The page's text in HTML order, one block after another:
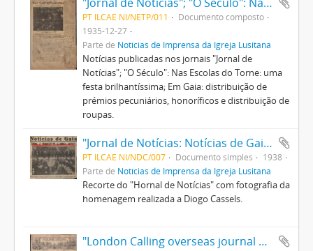
PT ILCAE NI/NETP/011
Documento composto
1935-12-27
Parte de Notícias de Imprensa da Igreja Lusitana
Notícias publicadas nos jornais "Jornal de
Notícias"; "O Século": Nas Escolas do Torne: uma
festa brilhantíssima; Em Gaia: distribuição de
prémios pecuniários, honoríficos e distribuição de
roupas.
"Jornal de Notícias: Notícias de Gaia. Ainda a homenagem a Diogo Cassels
PT ILCAE NI/NDC/007 Documento simples
1938
Parte de Notícias de Imprensa da Igreja Lusitana
Recorte do "Hornal de Notícias" com fotografia da
homenagem realizada a Diogo Cassels.
"London Calling overseas journal of BBC": B-P - chief scout of the world